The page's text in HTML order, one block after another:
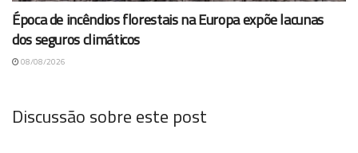
Época de incêndios florestais na Europa expõe lacunas
dos seguros climáticos
08/08/2026
Discussão sobre este post